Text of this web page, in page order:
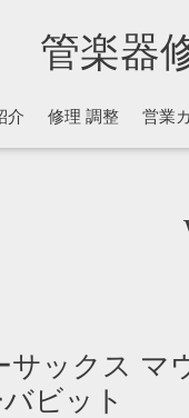
管楽器
介 修理 調整 営業
サックス マ
ビット